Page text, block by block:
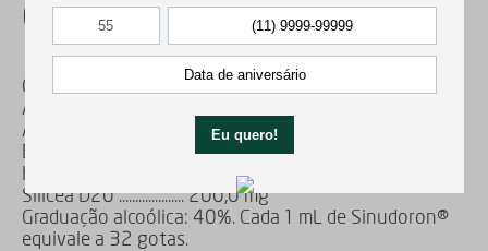
Composição
Cada 1mL de solução oral de Sinudoron contém:
Argentum nitricum D20 .................... 200,0 mg
Atropa belladonna D6 .................... 200,0 mg
Berberis vulgaris, cortex D2 .................... 200,0 mg
Hydrastis canadensis D4 .................... 200,0 mg
Silicea D20 .................... 200,0 mg
Graduação alcoólica: 40%. Cada 1 mL de Sinudoron®
equivale a 32 gotas.